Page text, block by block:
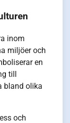
inom
miljöer och
en
till
bland olika
och